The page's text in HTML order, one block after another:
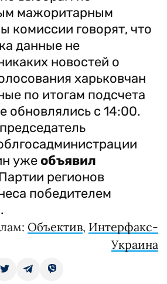
мажоритарным
комиссии говорят, что
данные не
новостей о
харьковчан
по итогам подсчета
обновлялись с 14:00.
ужеобъявил
регионов
победителем
Объектив, Интерфакс-
Украина